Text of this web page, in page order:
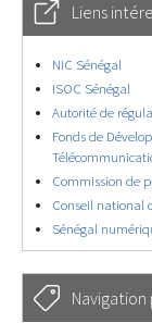
Liens
NIC Sénégal
ISOC Sénégal
Autorité de
Fonds de
Commission de
Conseil national
Sénégal